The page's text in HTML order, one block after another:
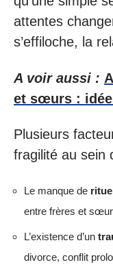
attentes
s’effiloche, la
A voir aussi :
et sœurs :
Plusieurs
fragilité au sein
Le manque de
entre frères et
L’existence d’un
divorce, conflit